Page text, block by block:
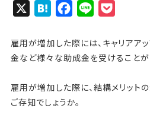
H
t
e
a
c
e
o
o
n
e
c
k
t
雇用が増加した際には、キャリアア
金など様々な助成金を受けることが
雇用が増加した際に、結構メリット
ご存知でしょうか。